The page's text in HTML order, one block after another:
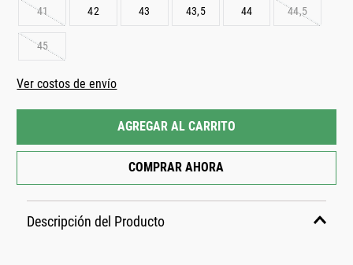
41 42 43 43,5 44 44,5
45
Ver costos de envío
AGREGAR AL CARRITO
COMPRAR AHORA
Descripción del Producto